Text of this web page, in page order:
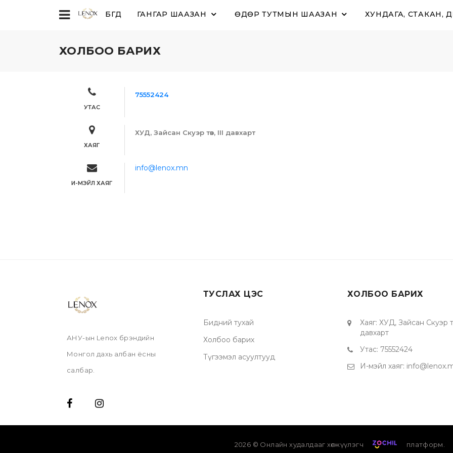
БҮГД ГАНГАР ШААЗАН ӨДӨР ТУТМЫН ШААЗАН ХУНДАГА, СТАКАН,
ХОЛБОО БАРИХ
УТАС
75552424
ХАЯГ
ХУД, Зайсан Скуэр төв, III давхарт
И-МЭЙЛ ХАЯГ
info@lenox.mn
АНУ-ын Lenox брэндийн
Монгол дахь албан ёсны
салбар.
ТУСЛАХ ЦЭС
Бидний тухай
Холбоо барих
Түгээмэл асуултууд
ХОЛБОО БАРИХ
Хаяг: ХУД, Зайсан Скуэр
давхарт
Утас: 75552424
И-мэйл хаяг:
2026 © Онлайн худалдааг хөгжүүлэгч платформ.